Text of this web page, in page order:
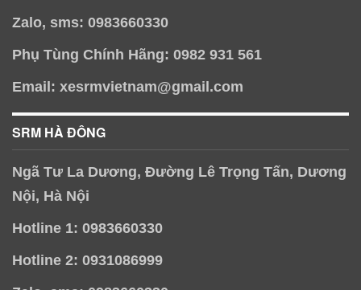
Zalo, sms: 0983660330
Phụ Tùng Chính Hãng: 0982 931 561
Email: xesrmvietnam@gmail.com
SRM HÀ ĐÔNG
Ngã Tư La Dương, Đường Lê Trọng Tấn, Dương
Nội, Hà Nội
Hotline 1: 0983660330
Hotline 2: 0931086999